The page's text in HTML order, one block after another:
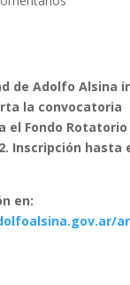
de Adolfo Alsina
la convocatoria
el Fondo Rotatorio
Inscripción hasta
en: